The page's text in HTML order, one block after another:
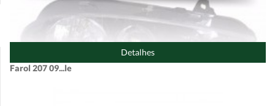
Detalhes
Farol 207 09...le